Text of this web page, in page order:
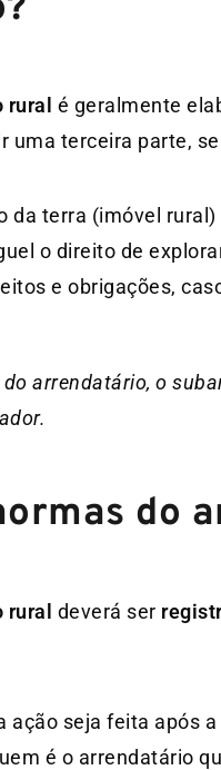
é geralmente
uma terceira parte,
da terra (imóvel
o direito de
e obrigações,
arrendatário, o
do
rural deverá ser
ação seja feita após
é o arrendatário